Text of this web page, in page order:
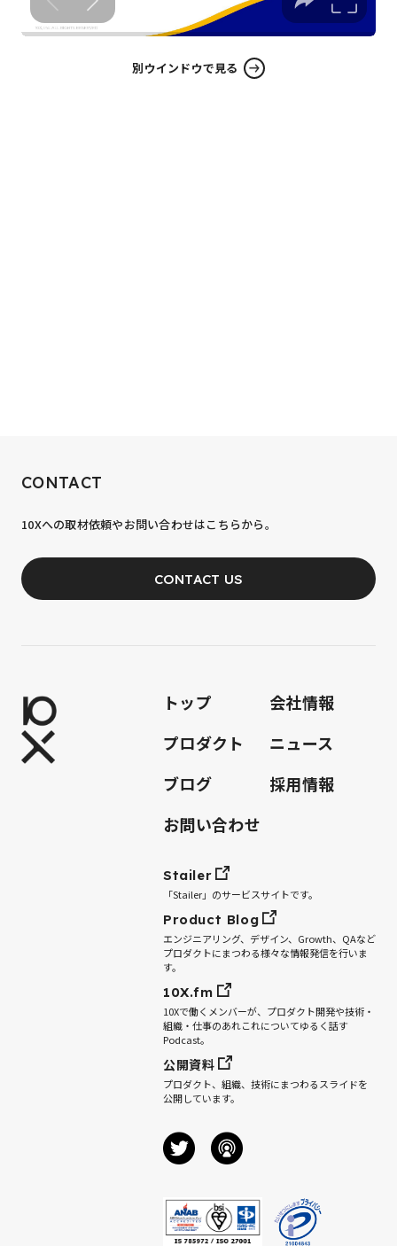
別ウインドウで見る
あなたの力が、必要です。
JOIN OUR TEAM
CONTACT
10Xへの取材依頼やお問い合わせはこちらから。
CONTACT US
トップ
会社情報
プロダクト
ニュース
ブログ
採用情報
お問い合わせ
Stailer
「Stailer」のサービスサイトです。
Product Blog
エンジニアリング、デザイン、Growth、QAなど
プロダクトにまつわる様々な情報発信を行いま
す。
10X.fm
10Xで働くメンバーが、プロダクト開発や技術・
組織・仕事のあれこれについてゆるく話す
Podcast。
公開資料
プロダクト、組織、技術にまつわるスライドを
公開しています。